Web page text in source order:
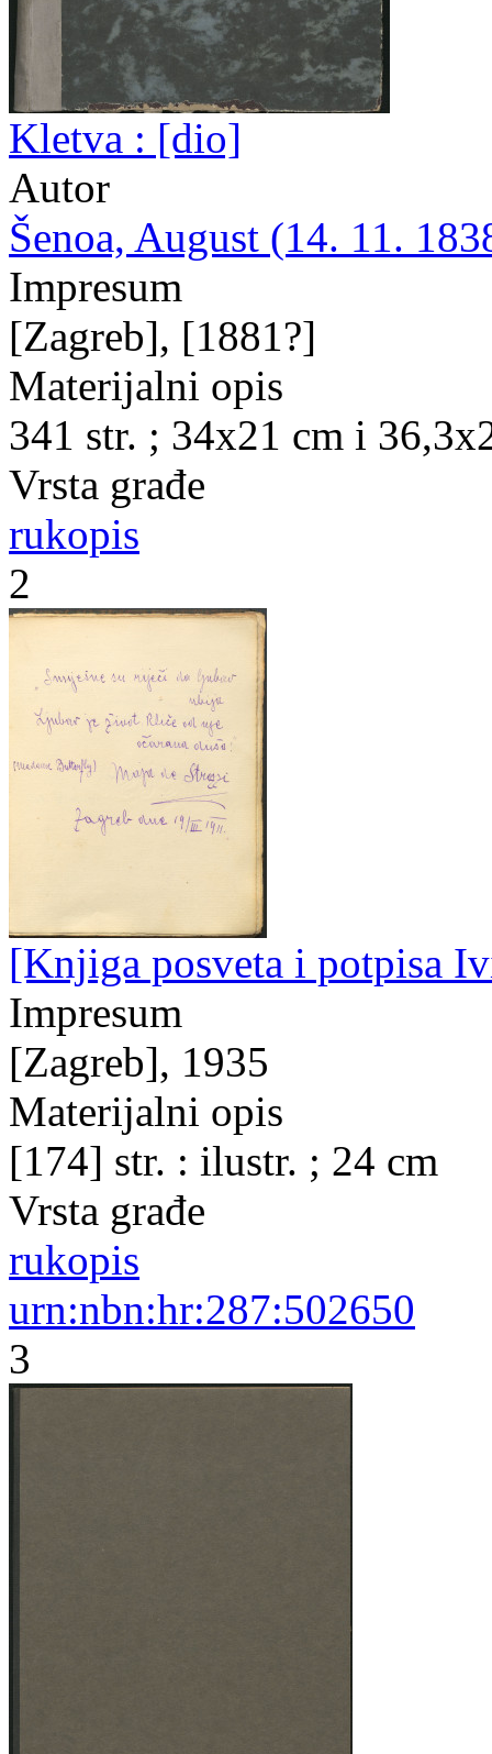
Kletva : [dio]
Autor
Šenoa, August (14. 11.
Impresum
[Zagreb], [1881?]
Materijalni opis
341 str. ; 34x21 cm i
Vrsta građe
rukopis
2
[Knjiga posveta i potpisa
Impresum
[Zagreb], 1935
Materijalni opis
[174] str. : ilustr. ; 24 cm
Vrsta građe
rukopis
urn:nbn:hr:287:502650
3